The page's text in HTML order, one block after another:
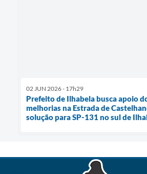
02 JUN 2026 - 17h29
Prefeito de Ilhabela busca apoio
melhorias na Estrada de
solução para SP-131 no sul de